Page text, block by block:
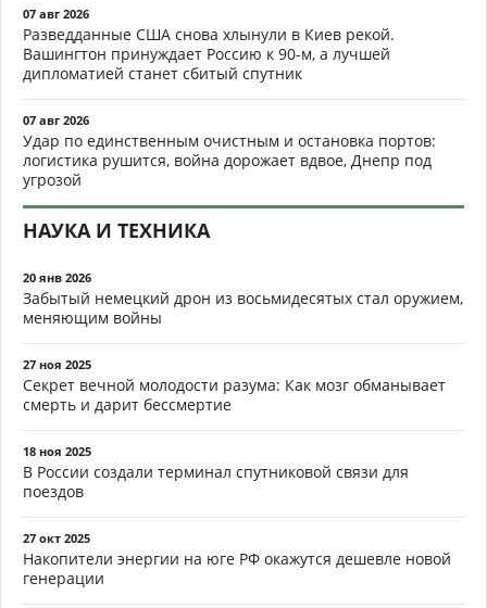
07 авг 2026
Разведданные США снова хлынули в Киев рекой.
Вашингтон принуждает Россию к 90-м, а лучшей
дипломатией станет сбитый спутник
07 авг 2026
Удар по единственным очистным и остановка портов:
логистика рушится, война дорожает вдвое, Днепр под
угрозой
НАУКА И ТЕХНИКА
20 янв 2026
Забытый немецкий дрон из восьмидесятых стал оружием,
меняющим войны
27 ноя 2025
Секрет вечной молодости разума: Как мозг обманывает
смерть и дарит бессмертие
18 ноя 2025
В России создали терминал спутниковой связи для
поездов
27 окт 2025
Накопители энергии на юге РФ окажутся дешевле новой
генерации